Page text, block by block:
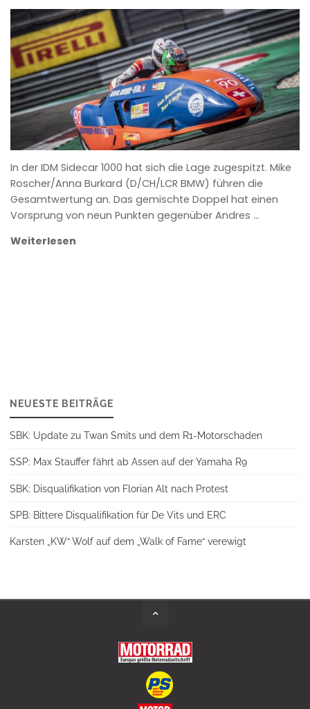
ANKE WIECZOREK
In der IDM Sidecar 1000 hat sich die Lage zugespitzt. Mike
Roscher/Anna Burkard (D/CH/LCR BMW) führen die
Gesamtwertung an. Das gemischte Doppel hat einen
Vorsprung von neun Punkten gegenüber Andres …
Weiterlesen
NEUESTE BEITRÄGE
SBK: Update zu Twan Smits und dem R1-Motorschaden
SSP: Max Stauffer fährt ab Assen auf der Yamaha R9
SBK: Disqualifikation von Florian Alt nach Protest
SPB: Bittere Disqualifikation für De Vits und ERC
Karsten „KW“ Wolf auf dem „Walk of Fame“ verewigt
Back